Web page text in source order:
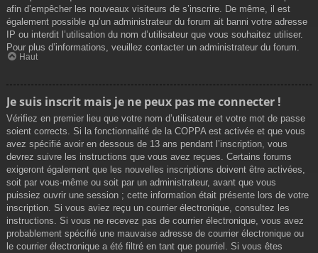
afin d’empêcher les nouveaux visiteurs de s’inscrire. De même, il est
également possible qu’un administrateur du forum ait banni votre adresse
IP ou interdit l’utilisation du nom d’utilisateur que vous souhaitez utiliser.
Pour plus d’informations, veuillez contacter un administrateur du forum.
Haut
Je suis inscrit mais je ne peux pas me connecter !
Vérifiez en premier lieu que votre nom d’utilisateur et votre mot de passe
soient corrects. Si la fonctionnalité de la COPPA est activée et que vous
avez spécifié avoir en dessous de 13 ans pendant l’inscription, vous
devrez suivre les instructions que vous avez reçues. Certains forums
exigeront également que les nouvelles inscriptions doivent être activées,
soit par vous-même ou soit par un administrateur, avant que vous
puissiez ouvrir une session ; cette information était présente lors de votre
inscription. Si vous aviez reçu un courrier électronique, consultez les
instructions. Si vous ne recevez pas de courrier électronique, vous avez
probablement spécifié une mauvaise adresse de courrier électronique ou
le courrier électronique a été filtré en tant que pourriel. Si vous êtes